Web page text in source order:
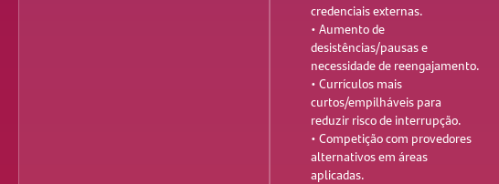
credenciais externas.
• Aumento de
desistências/pausas e
necessidade de reengajamento.
• Currículos mais
curtos/empilháveis para
reduzir risco de interrupção.
• Competição com provedores
alternativos em áreas
aplicadas.